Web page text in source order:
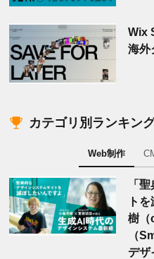
Wix
海外
カテゴリ別ランキン
Web制作
「
ト
樹（
（
デザ